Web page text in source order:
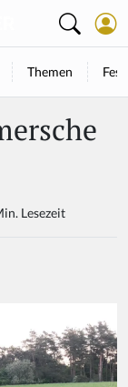
Themen
Lesezeit